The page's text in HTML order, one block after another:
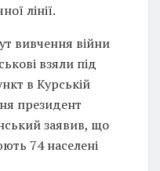
лінії.
вивчення війни
взяли під
в Курській
президент
заявив, що
74 населені